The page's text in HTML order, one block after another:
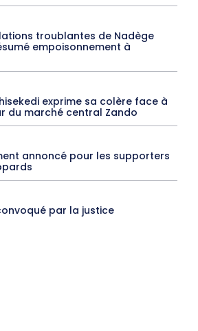
troublantes de Nadège
empoisonnement à
exprime sa colère face à
du marché central Zando
annoncé pour les supporters
par la justice